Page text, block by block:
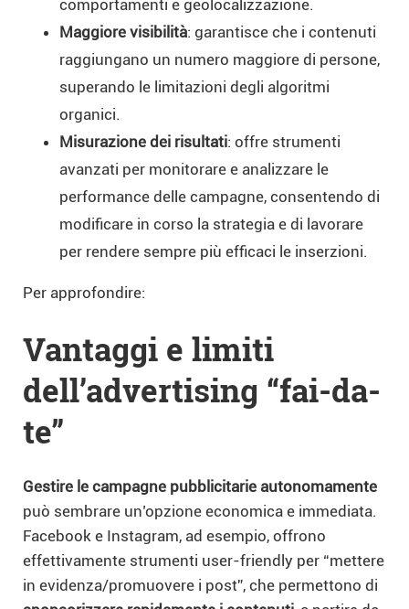
comportamenti e geolocalizzazione.
Maggiore visibilità: garantisce che i contenuti
raggiungano un numero maggiore di persone,
superando le limitazioni degli algoritmi
organici.
Misurazione dei risultati: offre strumenti
avanzati per monitorare e analizzare le
performance delle campagne, consentendo di
modificare in corso la strategia e di lavorare
per rendere sempre più efficaci le inserzioni.
Per approfondire:
Vantaggi e limiti
dell’advertising “fai-da-
te”
Gestire le campagne pubblicitarie autonomamente
può sembrare un’opzione economica e immediata.
Facebook e Instagram, ad esempio, offrono
effettivamente strumenti user-friendly per “mettere
in evidenza/promuovere i post”, che permettono di